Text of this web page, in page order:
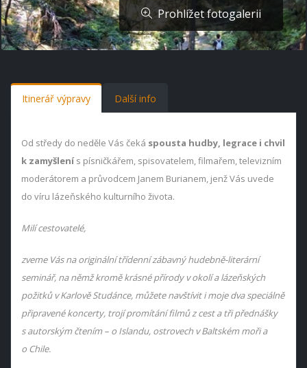
Prohlížet fotogalerii
Itinerář výpravy Další info
Od středy do neděle Vás čeká spousta hudby, legrace i chvil
k zamyšlení s písničkářem, spisovatelem, filmařem, televizním
moderátorem a průvodcem Janem Burianem, jenž Vás uvede
do víru lázeňského kulturního života.
Milí cestovatelé,
zveme Vás na originální třídenní zábavný hudebně-literární
seminář, na němž kromě krásné přírody v okolí a lázeňských
požitků v Karlově Studánce, můžete navštívit i moje dva speciálně
připravené koncerty, trojí promítání filmů z cest a tři přednášky
s autorským čtením – o Islandu, ostrovech v Baltském moři a
o Chile.